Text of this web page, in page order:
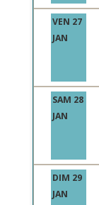
VEN 27
JAN
SAM 28
JAN
DIM 29
JAN